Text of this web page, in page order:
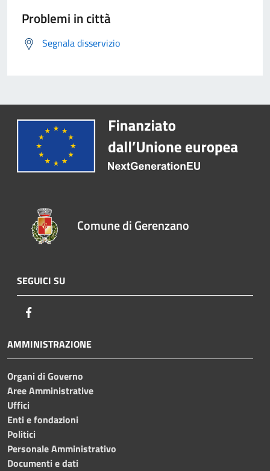
Problemi in città
Segnala disservizio
Comune di Gerenzano
SEGUICI SU
AMMINISTRAZIONE
Organi di Governo
Aree Amministrative
Uffici
Enti e fondazioni
Politici
Personale Amministrativo
Documenti e dati